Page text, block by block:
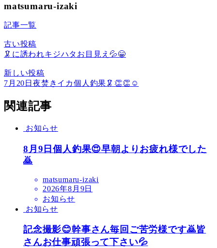
matsumaru-izaki
記事一覧
古い投稿
🦑に誘われキジハタお目見え💦😁
新しい投稿
7月20日夜焚きイカ個人釣果🦑👏👏☺️
関連記事
お知らせ
8月9日個人釣果😍早朝よりお疲れ様でした
🙇
matsumaru-izaki
2026年8月9日
お知らせ
お知らせ
記念撮影😊幹事さん毎回ご苦労様です🙇皆
さんお仕事頑張って下さい💦